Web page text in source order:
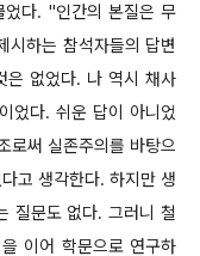
었다. "인간의 본질은 무
시하는 참석자들의 답변
은 없었다. 나 역시 채사
었다. 쉬운 답이 아니었
로써 실존주의를 바탕으
고 생각한다. 하지만 생
질문도 없다. 그러니 철
이어 학문으로 연구하